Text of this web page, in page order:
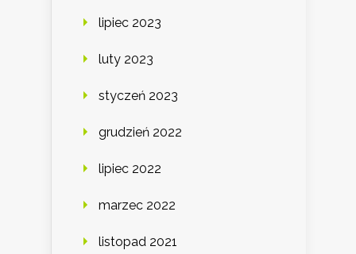
lipiec 2023
luty 2023
styczeń 2023
grudzień 2022
lipiec 2022
marzec 2022
listopad 2021